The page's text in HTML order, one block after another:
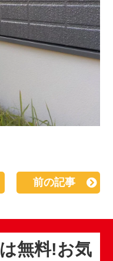
前の記事
は無料!お気